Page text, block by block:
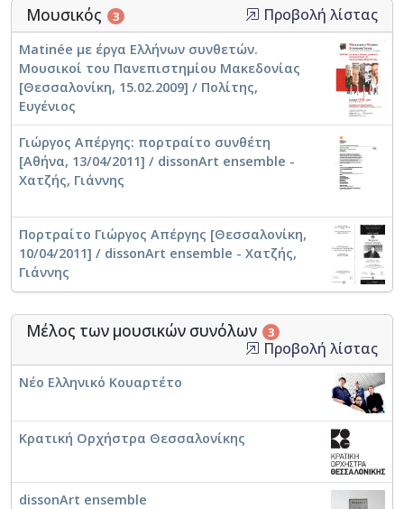
Μουσικός 3 Προβολή λίστας
Matinée με έργα Ελλήνων συνθετών.
Μουσικοί του Πανεπιστημίου Μακεδονίας
[Θεσσαλονίκη, 15.02.2009] / Πολίτης,
Ευγένιος
Γιώργος Απέργης: πορτραίτο συνθέτη
[Αθήνα, 13/04/2011] / dissonArt ensemble -
Χατζής, Γιάννης
Πορτραίτο Γιώργος Απέργης [Θεσσαλονίκη,
10/04/2011] / dissonArt ensemble - Χατζής,
Γιάννης
Μέλος των μουσικών συνόλων 3
Προβολή λίστας
Νέο Ελληνικό Κουαρτέτο
Κρατική Ορχήστρα Θεσσαλονίκης
dissonArt ensemble